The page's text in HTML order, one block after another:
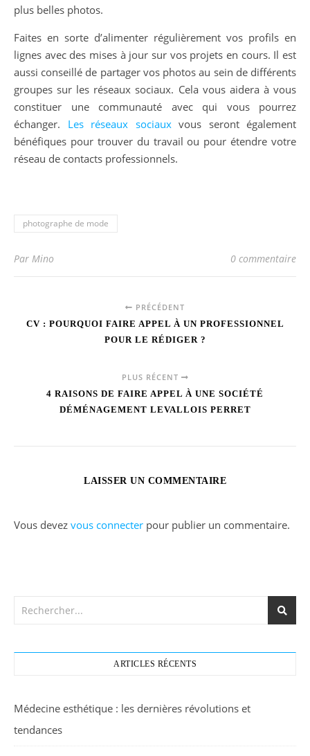
plus belles photos.
Faites en sorte d’alimenter régulièrement vos profils en
lignes avec des mises à jour sur vos projets en cours. Il est
aussi conseillé de partager vos photos au sein de différents
groupes sur les réseaux sociaux. Cela vous aidera à vous
constituer une communauté avec qui vous pourrez
échanger. Les réseaux sociauxvous seront également
bénéfiques pour trouver du travail ou pour étendre votre
réseau de contacts professionnels.
photographe de mode
Par Mino 0 commentaire
PRÉCÉDENT
CV : POURQUOI FAIRE APPEL À UN PROFESSIONNEL
POUR LE RÉDIGER ?
PLUS RÉCENT
4 RAISONS DE FAIRE APPEL À UNE SOCIÉTÉ
DÉMÉNAGEMENT LEVALLOIS PERRET
LAISSER UN COMMENTAIRE
Vous devez vous connecter pour publier un commentaire.
ARTICLES RÉCENTS
Médecine esthétique : les dernières révolutions et
tendances